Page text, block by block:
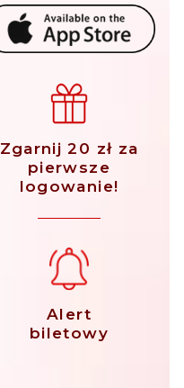
Zgarnij 20 zł za
pierwsze
logowanie!
Alert
biletowy